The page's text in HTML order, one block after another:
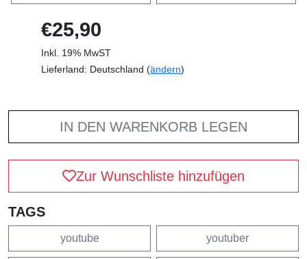
€25,90
Inkl. 19% MwST
Lieferland: Deutschland (ändern)
IN DEN WARENKORB LEGEN
Zur Wunschliste hinzufügen
TAGS
youtube youtuber